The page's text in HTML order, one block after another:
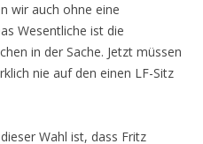
wir auch ohne eine
Wesentliche ist die
in der Sache. Jetzt müssen
nie auf den einen LF-Sitz
Wahl ist, dass Fritz